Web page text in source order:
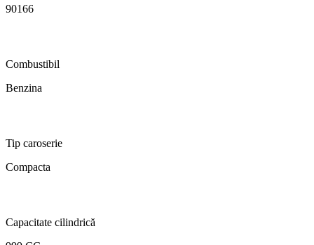
90166
Combustibil
Benzina
Tip caroserie
Compacta
Capacitate cilindrică